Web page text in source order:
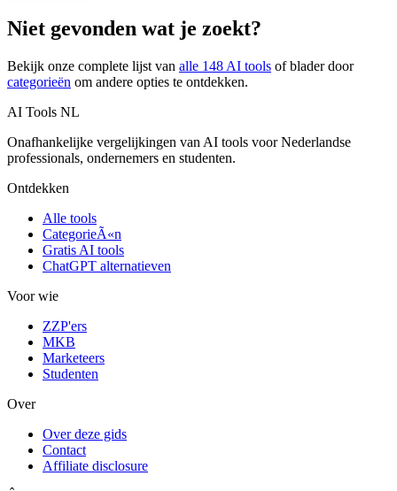
Niet gevonden wat je zoekt?
Bekijk onze complete lijst van alle 148 AI tools of blader door
categorieën om andere opties te ontdekken.
AI Tools NL
Onafhankelijke vergelijkingen van AI tools voor Nederlandse
professionals, ondernemers en studenten.
Ontdekken
Alle tools
CategorieÃ«n
Gratis AI tools
ChatGPT alternatieven
Voor wie
ZZP'ers
MKB
Marketeers
Studenten
Over
Over deze gids
Contact
Affiliate disclosure